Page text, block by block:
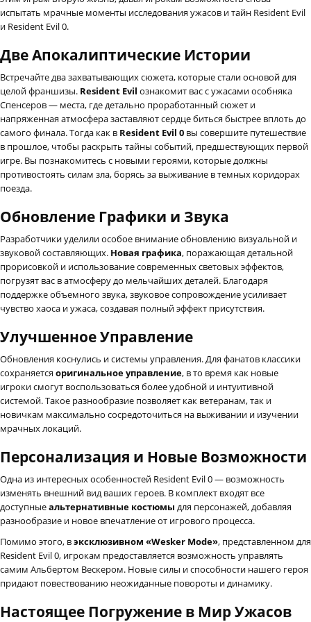
испытать мрачные моменты исследования ужасов и тайн Resident Evil
и Resident Evil 0.
Две Апокалиптические Истории
Встречайте два захватывающих сюжета, которые стали основой для
целой франшизы. Resident Evil ознакомит вас с ужасами особняка
Спенсеров — места, где детально проработанный сюжет и
напряженная атмосфера заставляют сердце биться быстрее вплоть до
самого финала. Тогда как в Resident Evil 0 вы совершите путешествие
в прошлое, чтобы раскрыть тайны событий, предшествующих первой
игре. Вы познакомитесь с новыми героями, которые должны
противостоять силам зла, борясь за выживание в темных коридорах
поезда.
Обновление Графики и Звука
Разработчики уделили особое внимание обновлению визуальной и
звуковой составляющих. Новая графика, поражающая детальной
прорисовкой и использование современных световых эффектов,
погрузят вас в атмосферу до мельчайших деталей. Благодаря
поддержке объемного звука, звуковое сопровождение усиливает
чувство хаоса и ужаса, создавая полный эффект присутствия.
Улучшенное Управление
Обновления коснулись и системы управления. Для фанатов классики
сохраняется оригинальное управление, в то время как новые
игроки смогут воспользоваться более удобной и интуитивной
системой. Такое разнообразие позволяет как ветеранам, так и
новичкам максимально сосредоточиться на выживании и изучении
мрачных локаций.
Персонализация и Новые Возможности
Одна из интересных особенностей Resident Evil 0 — возможность
изменять внешний вид ваших героев. В комплект входят все
доступныеальтернативные костюмы для персонажей, добавляя
разнообразие и новое впечатление от игрового процесса.
Помимо этого, вэксклюзивном «Wesker Mode», представленном для
Resident Evil 0, игрокам предоставляется возможность управлять
самим Альбертом Вескером. Новые силы и способности нашего героя
придают повествованию неожиданные повороты и динамику.
Настоящее Погружение в Мир Ужасов